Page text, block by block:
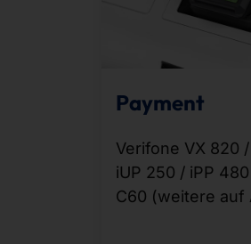
Payment
Verifone VX 820
iUP 250 / iPP
C60 (weitere auf